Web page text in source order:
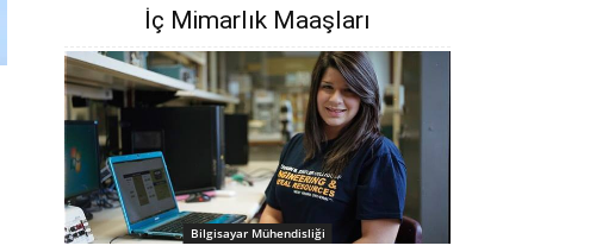
İç Mimarlık Maaşları
Bilgisayar Mühendisliği